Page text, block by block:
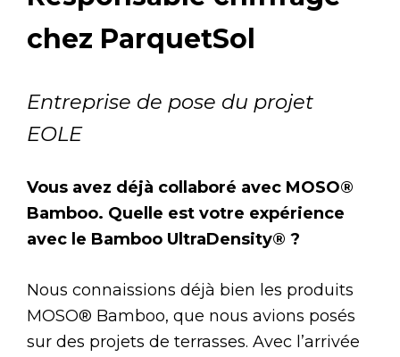
chez ParquetSol
Entreprise de pose du projet
EOLE
Vous avez déjà collaboré avec MOSO®
Bamboo. Quelle est votre expérience
avec le Bamboo UltraDensity® ?
Nous connaissions déjà bien les produits
MOSO® Bamboo, que nous avions posés
sur des projets de terrasses. Avec l’arrivée